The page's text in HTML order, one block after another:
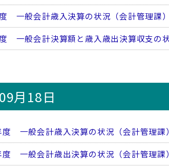
一般会計歳入決算の状況（会計管理課）
一般会計決算額と歳入歳出決算収支の状
月18日
一般会計歳入決算の状況（会計管理課）
一般会計歳出決算の状況（会計管理課）